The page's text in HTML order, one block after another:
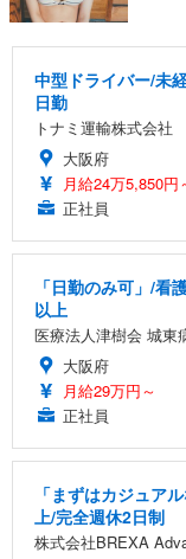
中型ドライバー/未
日勤
トナミ運輸株式会社
大阪府
月給24万5,850円
正社員
「日勤のみ可」/看
以上
医療法人津樹会 城東
大阪府
月給29万円～
正社員
「まずはカジュア
上/完全週休2日制
株式会社BREXA